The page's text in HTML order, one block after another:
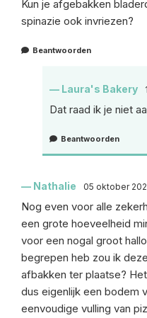
Kun je afgebakken
spinazie ook invriezen?
Beantwoorden
Laura's Bakery
Dat raad ik je niet
Beantwoorden
Nathalie 05 oktober
Nog even voor alle
een grote hoeveelheid
voor een nogal groot
begrepen heb zou ik
afbakken ter plaatse?
dus eigenlijk een bodem
eenvoudige vulling van